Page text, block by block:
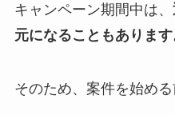
キャンペーン期間中は、
元になることもあります
そのため、案件を始め